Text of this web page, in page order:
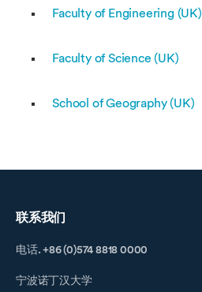
Faculty of Engineering (UK)
Faculty of Science (UK)
School of Geography (UK)
联系我们
电话. +86 (0)574 8818 0000
宁波诺丁汉大学